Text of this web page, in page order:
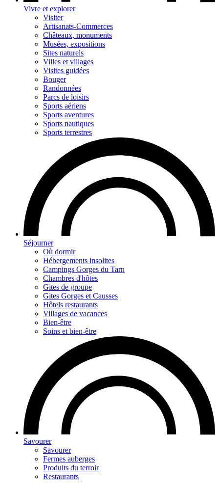
Vivre et explorer
Visiter
Artisanats-Commerces
Châteaux, monuments
Musées, expositions
Sites naturels
Villes et villages
Visites guidées
Bouger
Randonnées
Parcs de loisirs
Sports aériens
Sports aventures
Sports nautiques
Sports terrestres
Séjourner
Où dormir
Hébergements insolites
Campings Gorges du Tarn
Chambres d'hôtes
Gites de groupe
Gites Gorges et Causses
Hôtels restaurants
Villages de vacances
Bien-être
Soins et bien-être
Savourer
Savourer
Fermes auberges
Produits du terroir
Restaurants